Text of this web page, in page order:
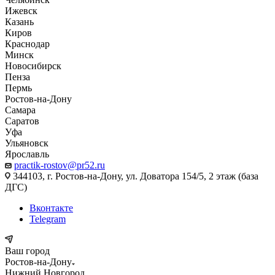
Ижевск
Казань
Киров
Краснодар
Минск
Новосибирск
Пенза
Пермь
Ростов-на-Дону
Самара
Саратов
Уфа
Ульяновск
Ярославль
practik-rostov@pr52.ru
344103, г. Ростов-на-Дону, ул. Доватора 154/5, 2 этаж (база
ДГС)
Вконтакте
Telegram
Ваш город
Ростов-на-Дону
Нижний Новгород